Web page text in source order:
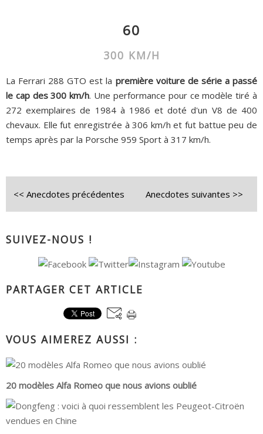
60
300 KM/H
La Ferrari 288 GTO est la première voiture de série a passé
le cap des 300 km/h. Une performance pour ce modèle tiré à
272 exemplaires de 1984 à 1986 et doté d'un V8 de 400
chevaux. Elle fut enregistrée à 306 km/h et fut battue peu de
temps après par la Porsche 959 Sport à 317 km/h.
<< Anecdotes précédentes Anecdotes suivantes >>
SUIVEZ-NOUS !
PARTAGER CET ARTICLE
VOUS AIMEREZ AUSSI :
20 modèles Alfa Romeo que nous avions oublié